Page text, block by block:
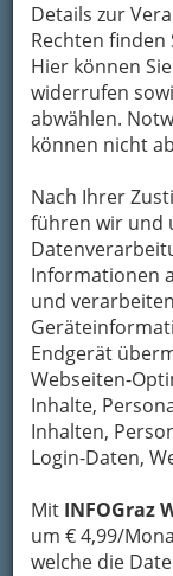
Details zur
Rechten finden
Hier können
widerrufen
abwählen.
können nicht
Nach Ihrer
führen wir und
Informationen
und
Endgerät
Webseiten-
Inhalte,
Inhalten,
Login-Daten,
Mit INFOGraz
um € 4,99/
welche die
Fällen
verpflichtet
Straßen an
sorgen. Um
vermeiden,
zu
Splitt- oder
Gehwege.
Diese
dass jeder
OK-Service